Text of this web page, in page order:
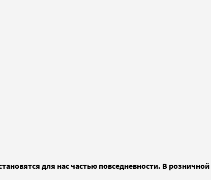
для нас частью повседневности. В